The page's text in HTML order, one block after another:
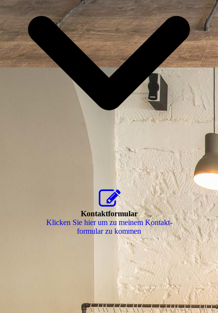
Kontaktformular
Klicken Sie hier um zu meinem Kon­takt­
for­mu­lar zu kommen